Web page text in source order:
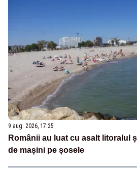
9 aug. 2026, 17:25
Românii au luat cu asalt litoralul
de mașini pe șosele